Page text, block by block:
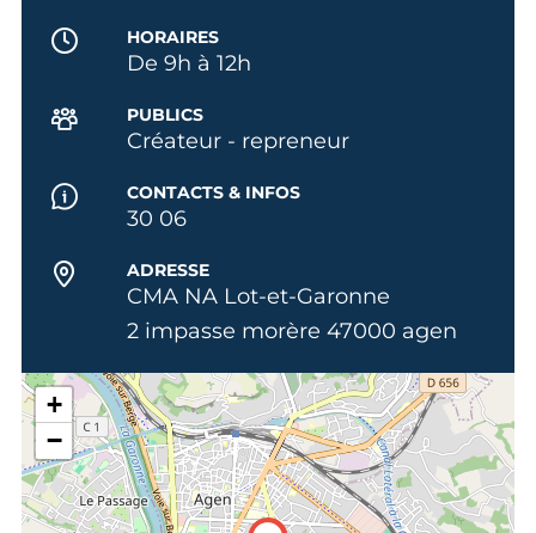
HORAIRES
De 9h à 12h
PUBLICS
Créateur - repreneur
CONTACTS & INFOS
30 06
ADRESSE
CMA NA Lot-et-Garonne
2 impasse morère 47000 agen
+
−